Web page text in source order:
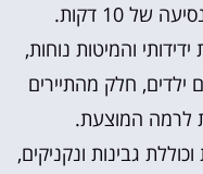
10 דקות.
והמיטות נוחות,
חלק מהתיירים
לרמה המוצעת.
גבינות ונקניקים,